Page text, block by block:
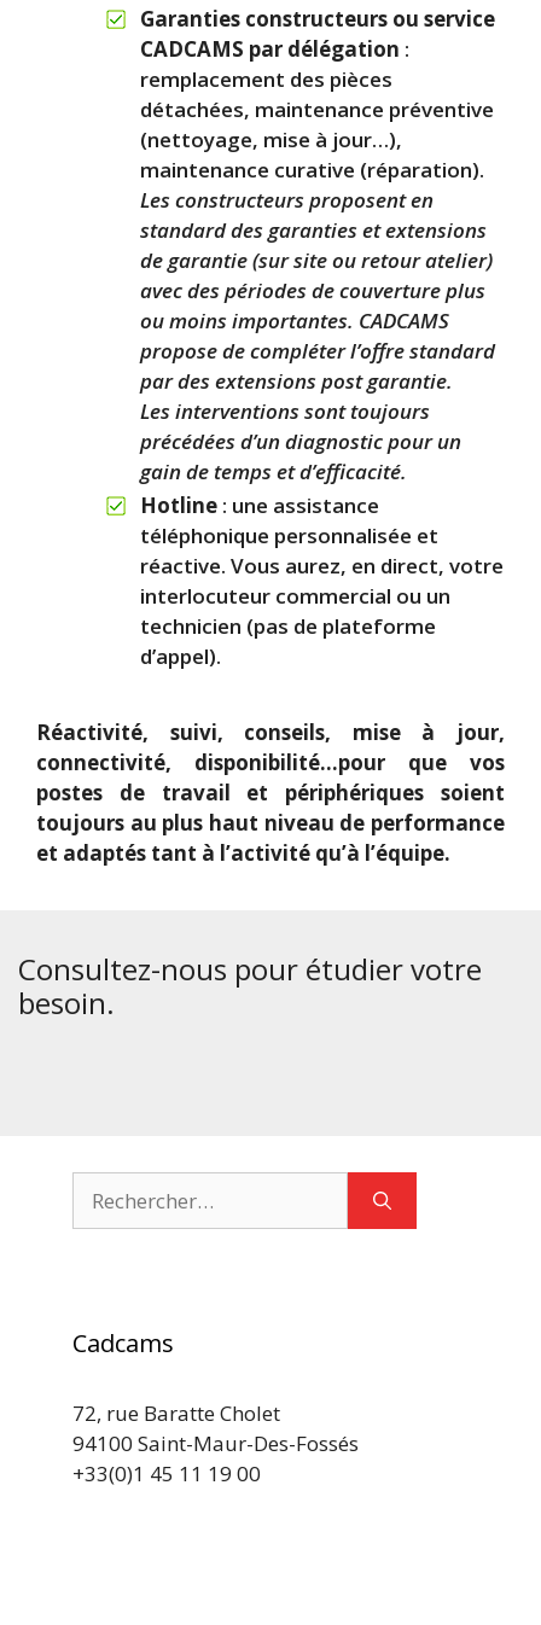
Garanties constructeurs ou service
CADCAMS par délégation :
remplacement des pièces
détachées, maintenance préventive
(nettoyage, mise à jour…),
maintenance curative (réparation).
Les constructeurs proposent en
standard des garanties et extensions
de garantie (sur site ou retour atelier)
avec des périodes de couverture plus
ou moins importantes. CADCAMS
propose de compléter l’offre standard
par des extensions post garantie.
Les interventions sont toujours
précédées d’un diagnostic pour un
gain de temps et d’efficacité.
Hotline : une assistance
téléphonique personnalisée et
réactive. Vous aurez, en direct, votre
interlocuteur commercial ou un
technicien (pas de plateforme
d’appel).
Réactivité, suivi, conseils, mise à jour,
connectivité, disponibilité…pour que vos
postes de travail et périphériques soient
toujours au plus haut niveau de performance
et adaptés tant à l’activité qu’à l’équipe.
Consultez-nous pour étudier votre
besoin.
Cadcams
72, rue Baratte Cholet
94100 Saint-Maur-Des-Fossés
+33(0)1 45 11 19 00